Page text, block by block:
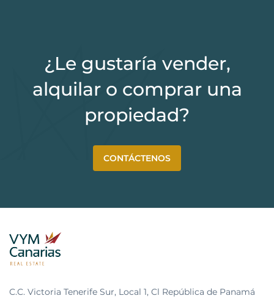
¿Le gustaría vender,
alquilar o comprar una
propiedad?
CONTÁCTENOS
C.C. Victoria Tenerife Sur, Local 1, Cl República de Panamá